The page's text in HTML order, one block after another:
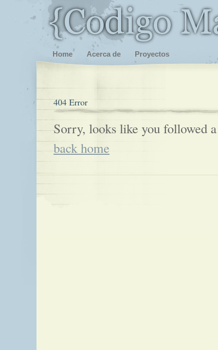
Home Acerca de Proyectos
404 Error
Sorry, looks like you followed
back home